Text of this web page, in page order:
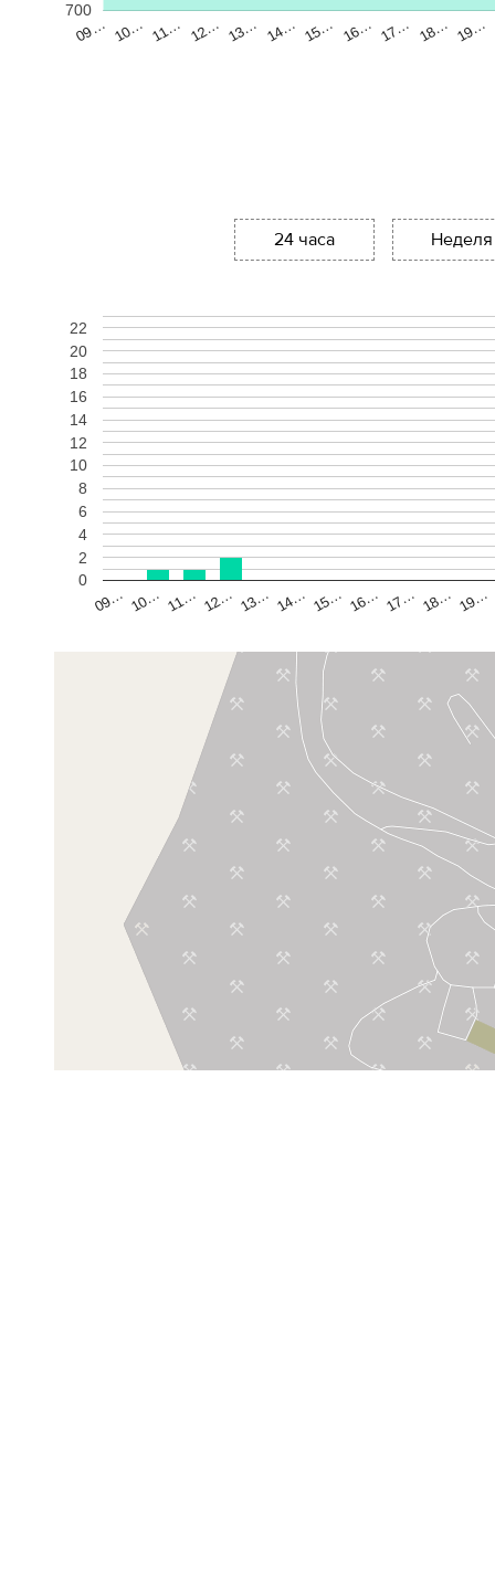
09… 10… 11… 12… 13… 14… 15… 16… 17… 18… 19…
700
24 часа Неделя
09… 10… 11… 12… 13… 14… 15… 16… 17… 18… 19…
0
2
4
6
8
10
12
14
16
18
20
22